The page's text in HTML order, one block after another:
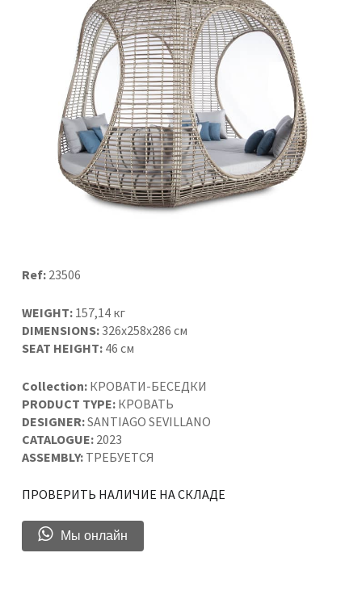
Ref:23506
WEIGHT: 157,14 кг
DIMENSIONS:326x258x286 см
SEAT HEIGHT: 46 см
Collection: КРОВАТИ-БЕСЕДКИ
PRODUCT TYPE: КРОВАТЬ
DESIGNER:SANTIAGO SEVILLANO
CATALOGUE: 2023
ASSEMBLY: ТРЕБУЕТСЯ
ПРОВЕРИТЬ НАЛИЧИЕ НА СКЛАДЕ
Мы онлайн